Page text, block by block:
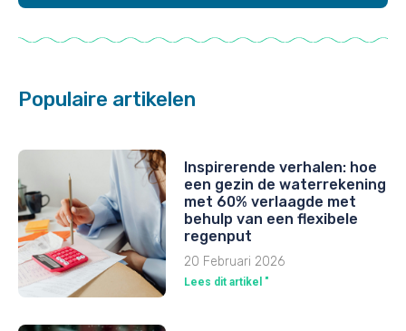
Populaire artikelen
Inspirerende verhalen: hoe
een gezin de waterrekening
met 60% verlaagde met
behulp van een flexibele
regenput
20 Februari 2026
Lees dit artikel "